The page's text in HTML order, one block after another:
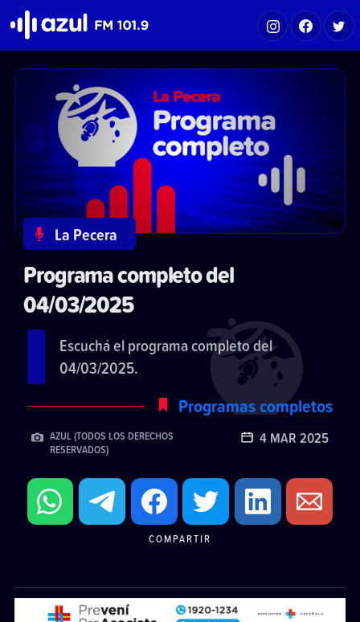
La Pecera
Programa completo del
04/03/2025
Escuchá el programa completo del
04/03/2025.
Programas completos
AZUL (TODOS LOS DERECHOS
RESERVADOS)
4 MAR 2025
COMPARTIR